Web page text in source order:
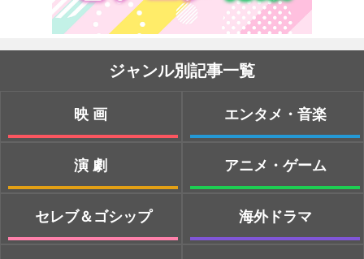
ジャンル別記事一覧
映画
演劇
セレブ＆ゴシップ
エンタメ・音楽
アニメ・ゲーム
海外ドラマ